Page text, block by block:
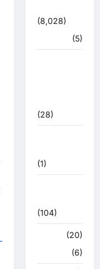
(8,028)
(5)
(28)
(1)
(104)
(20)
(6)